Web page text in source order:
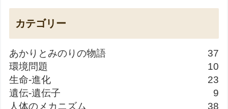
カテゴリー
あかりとみのりの物語
37
環境問題
10
生命-進化
23
遺伝-遺伝子
9
人体のメカニズム
38